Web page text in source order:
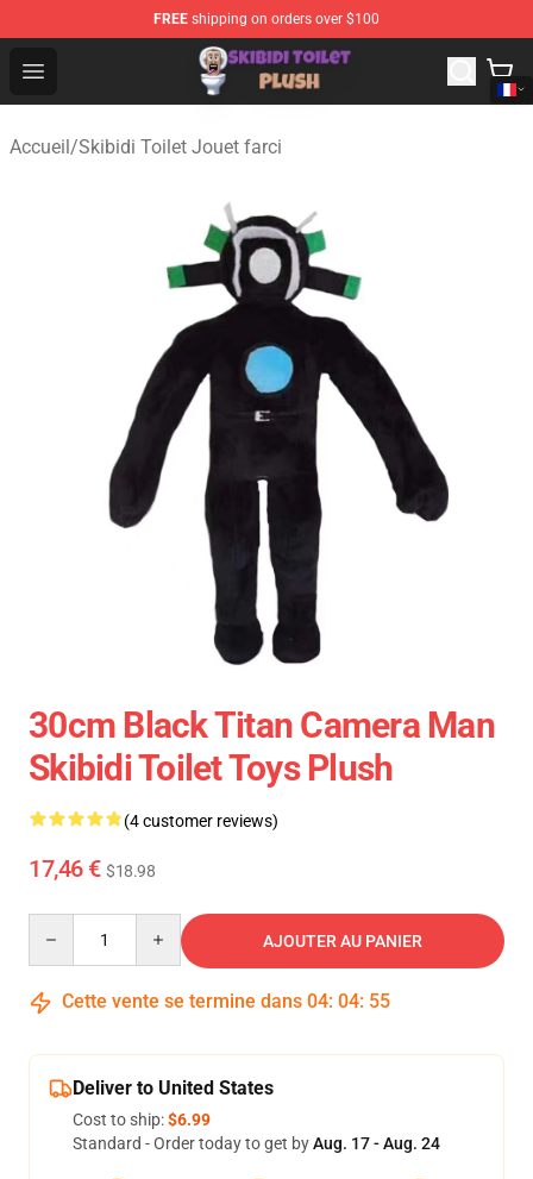
FREE shipping on orders over $100
Open menu
Skibidi Toilet Plush Shop - Official Skibidi Toilet Plush
Accueil/Skibidi Toilet Jouet farci
30cm Black Titan Camera Man
Skibidi Toilet Toys Plush
(4 customer reviews)
17,46 € $18.98
AJOUTER AU PANIER
Cette vente se termine dans 04: 04: 54
Deliver to United States
Cost to ship:$6.99
Standard - Order today to get byAug. 17 - Aug. 24